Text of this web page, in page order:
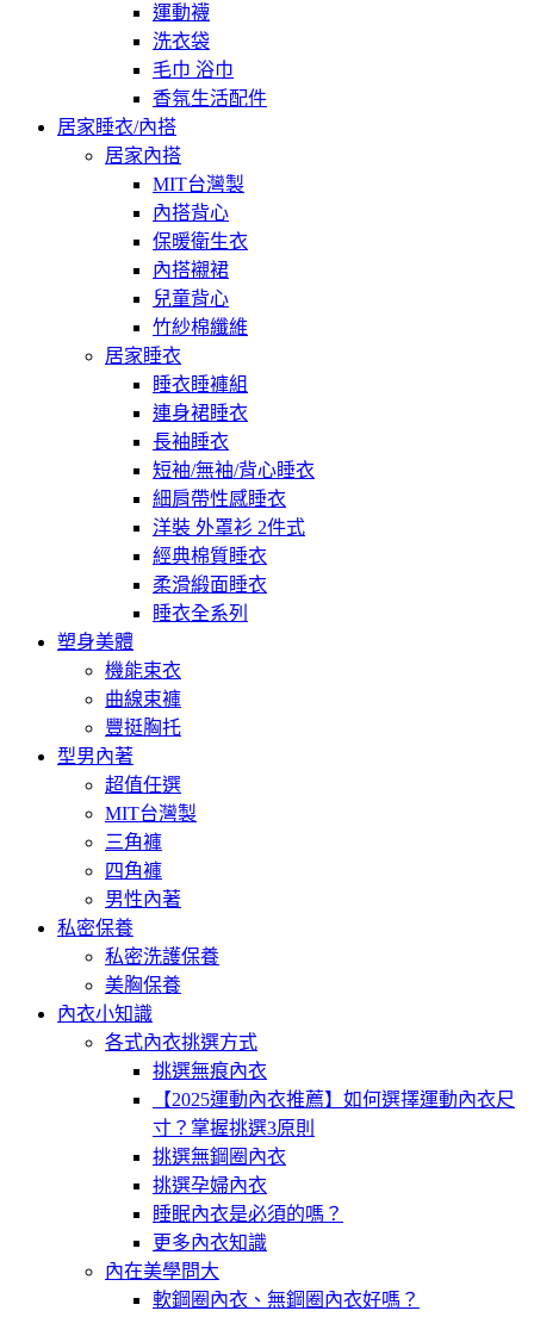
運動襪
洗衣袋
毛巾 浴巾
香氛生活配件
居家睡衣/內搭
居家內搭
MIT台灣製
內搭背心
保暖衛生衣
內搭襯裙
兒童背心
竹紗棉纖維
居家睡衣
睡衣睡褲組
連身裙睡衣
長袖睡衣
短袖/無袖/背心睡衣
細肩帶性感睡衣
洋裝 外罩衫 2件式
經典棉質睡衣
柔滑緞面睡衣
睡衣全系列
塑身美體
機能束衣
曲線束褲
豐挺胸托
型男內著
超值任選
MIT台灣製
三角褲
四角褲
男性內著
私密保養
私密洗護保養
美胸保養
內衣小知識
各式內衣挑選方式
挑選無痕內衣
【2025運動內衣推薦】如何選擇運動內衣尺
寸？掌握挑選3原則
挑選無鋼圈內衣
挑選孕婦內衣
睡眠內衣是必須的嗎？
更多內衣知識
內在美學問大
軟鋼圈內衣、無鋼圈內衣好嗎？